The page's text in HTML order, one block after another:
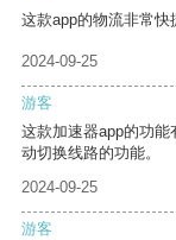
这款app的物流非常快
2024-09-25
游客
这款加速器app的功能
动切换线路的功能。
2024-09-25
游客